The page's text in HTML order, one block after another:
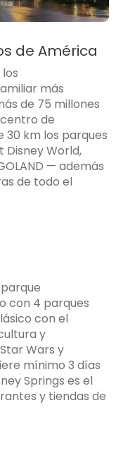
de América
más
de 75 millones
de
30 km los parques
World,
— además
de todo el
con 4 parques
con el
y
Wars y
mínimo 3 días
Springs es el
y tiendas de